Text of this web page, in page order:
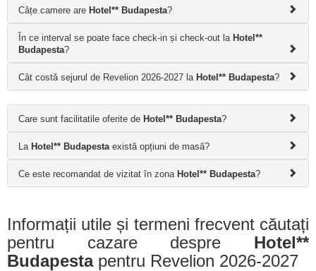
Câțe camere are Hotel** Budapesta?
În ce interval se poate face check-in și check-out la Hotel**
Budapesta?
Cât costă sejurul de Revelion 2026-2027 la Hotel** Budapesta?
Care sunt facilitatile oferite de Hotel** Budapesta?
La Hotel** Budapestaexistă opțiuni de masă?
Ce este recomandat de vizitat în zona Hotel** Budapesta?
Informații utile și termeni frecvent căutați
pentru cazare despre Hotel**
Budapestapentru Revelion 2026-2027